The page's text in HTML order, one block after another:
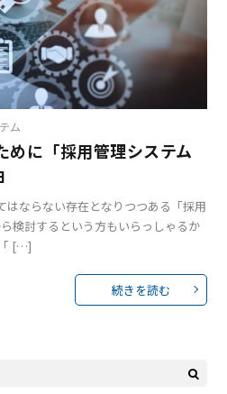
ム
めに「採用管理システム
はならない存在となりつつある「採用
検討するという方もいらっしゃるか
[…]
続きを読む